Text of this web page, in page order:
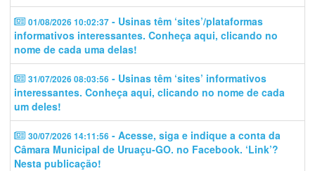
01/08/2026 10:02:37 - Usinas têm ‘sites’/plataformas
informativos interessantes. Conheça aqui, clicando no
nome de cada uma delas!
31/07/2026 08:03:56 - Usinas têm ‘sites’ informativos
interessantes. Conheça aqui, clicando no nome de cada
um deles!
30/07/2026 14:11:56 - Acesse, siga e indique a conta da
Câmara Municipal de Uruaçu-GO. no Facebook. ‘Link’?
Nesta publicação!